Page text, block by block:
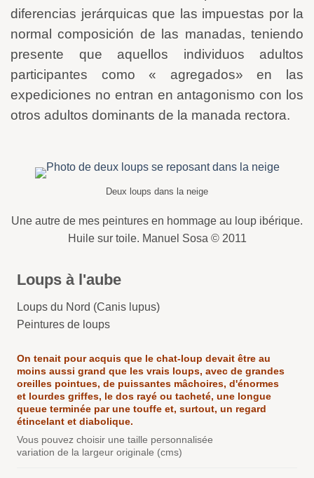
diferencias jerárquicas que las impuestas por la
normal composición de las manadas, teniendo
presente que aquellos individuos adultos
participantes como « agregados» en las
expediciones no entran en antagonismo con los
otros adultos dominants de la manada rectora.
Deux loups dans la neige
Une autre de mes peintures en hommage au loup ibérique.
Huile sur toile. Manuel Sosa © 2011
Loups à l'aube
Loups du Nord (Canis lupus)
Peintures de loups
On tenait pour acquis que le chat-loup devait être au
moins aussi grand que les vrais loups, avec de grandes
oreilles pointues, de puissantes mâchoires, d'énormes
et lourdes griffes, le dos rayé ou tacheté, une longue
queue terminée par une touffe et, surtout, un regard
étincelant et diabolique.
Vous pouvez choisir une taille personnalisée
variation de la largeur originale (cms)